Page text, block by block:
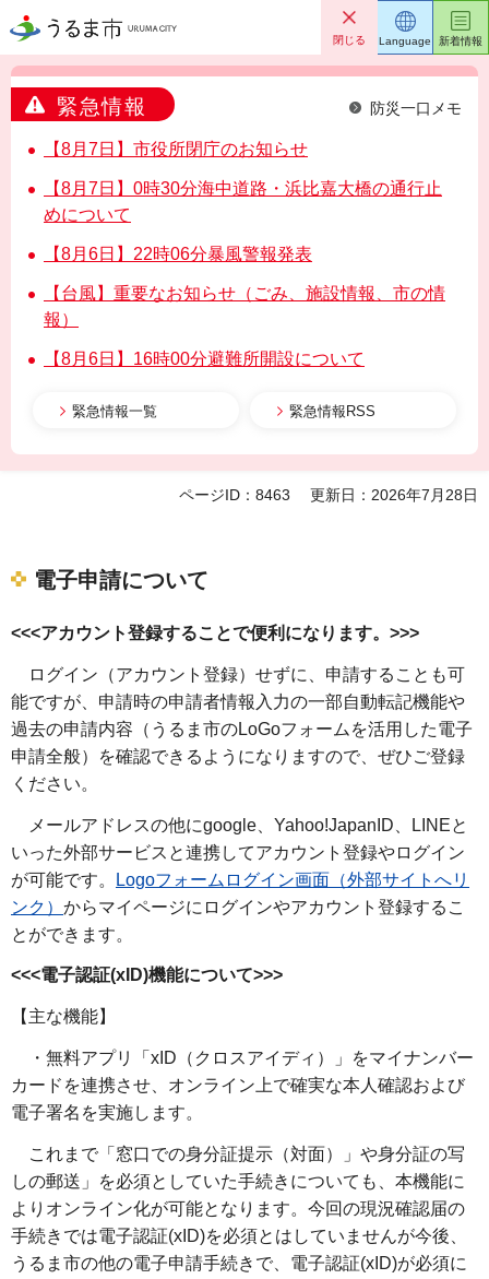
うるま市 閉じる
緊急情報 防災一口メモ
【8月7日】市役所閉庁のお知らせ
【8月7日】0時30分海中道路・浜比嘉大橋の通行止
めについて
【8月6日】22時06分暴風警報発表
【台風】重要なお知らせ（ごみ、施設情報、市の情
報）
【8月6日】16時00分避難所開設について
緊急情報一覧 緊急情報RSS
Language 新着情報
ページID：8463 更新日：2026年7月28日
電子申請について
<<<アカウント登録することで便利になります。>>>
ログイン（アカウント登録）せずに、申請することも可
能ですが、申請時の申請者情報入力の一部自動転記機能や
過去の申請内容（うるま市のLoGoフォームを活用した電子
申請全般）を確認できるようになりますので、ぜひご登録
ください。
メールアドレスの他にgoogle、Yahoo!JapanID、LINEと
いった外部サービスと連携してアカウント登録やログイン
が可能です。
Logoフォームログイン画面（外部サイトへリ
ンク） からマイページにログインやアカウント登録するこ
とができます。
<<<電子認証(xID)機能について>>>
【主な機能】
・無料アプリ「xID（クロスアイディ）」をマイナンバー
カードを連携させ、オンライン上で確実な本人確認および
電子署名を実施します。
これまで「窓口での身分証提示（対面）」や身分証の写
しの郵送」を必須としていた手続きについても、本機能に
よりオンライン化が可能となります。今回の現況確認届の
手続きでは電子認証(xID)を必須とはしていませんが今後、
うるま市の他の電子申請手続きで、電子認証(xID)が必須に